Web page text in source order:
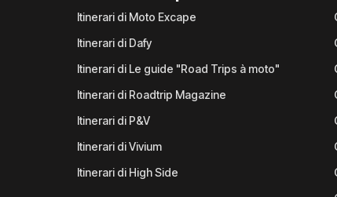
Itinerari di Moto Excape
Itinerari di Dafy
Itinerari di Le guide "Road Trips à moto"
Itinerari di Roadtrip Magazine
Itinerari di P&V
Itinerari di Vivium
Itinerari di High Side